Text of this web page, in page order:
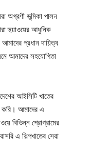
অগ্রণী ভূমিকা পালন
হুয়াওয়ের আধুনিক
প্রধান দায়িত্ব
আমাদের সহযোগিতা
আইসিটি খাতের
করি। আমাদের এ
বিভিন্ন প্রোগ্রামের
এ শিল্পখাতের সেরা